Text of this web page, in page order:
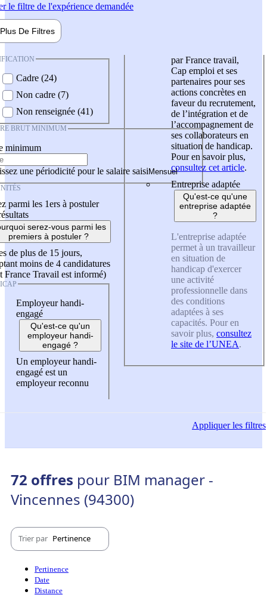
le filtre de l'expérience demandée
Plus De Filtres
Cadre (24)
Non cadre (7)
Non renseignée (41)
BRUT MINIMUM
minimum
une périodicité pour le salaire saisi
parmi les 1ers à postuler
serez-vous parmi les
premiers à postuler ?
de plus de 15 jours,
moins de 4 candidatures
France Travail est informé)
Employeur handi-
engagé
Qu'est-ce qu'un
employeur handi-
engagé ?
Un employeur handi-
engagé est un
employeur reconnu
par France travail,
Cap emploi et ses
partenaires pour ses
actions concrètes en
faveur du recrutement,
de l’intégration et de
l’accompagnement de
ses collaborateurs en
situation de handicap.
Pour en savoir plus,
consultez cet article.
Entreprise adaptée
Qu'est-ce qu'une
entreprise adaptée
?
L'entreprise adaptée
permet à un travailleur
en situation de
handicap d'exercer
une activité
professionnelle dans
des conditions
adaptées à ses
capacités. Pour en
savoir plus, consultez
le site de l’UNEA.
Appliquerles filtres
72 offres pour BIM manager -
Vincennes (94300)
Trier par Pertinence
Pertinence
Date
Distance